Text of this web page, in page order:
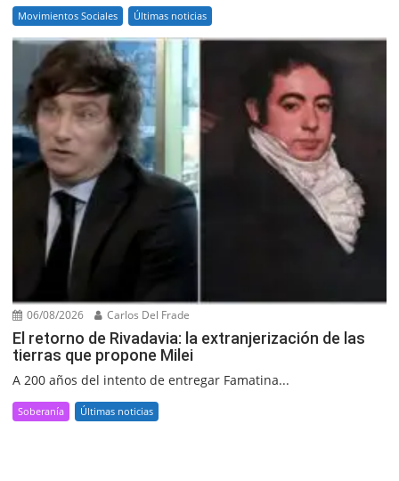
Movimientos Sociales Últimas noticias
06/08/2026 Carlos Del Frade
El retorno de Rivadavia: la extranjerización de las
tierras que propone Milei
A 200 años del intento de entregar Famatina...
Soberanía Últimas noticias